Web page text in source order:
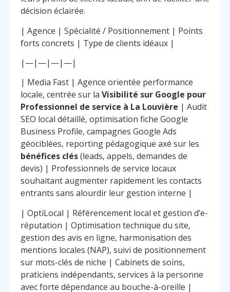
décision éclairée.
| Agence | Spécialité / Positionnement | Points
forts concrets | Type de clients idéaux |
|—|—|—|—|
| Media Fast | Agence orientée performance
locale, centrée sur la Visibilité sur Google pour
Professionnel de service à La Louvière | Audit
SEO local détaillé, optimisation fiche Google
Business Profile, campagnes Google Ads
géociblées, reporting pédagogique axé sur les
bénéfices clés(leads, appels, demandes de
devis) | Professionnels de service locaux
souhaitant augmenter rapidement les contacts
entrants sans alourdir leur gestion interne |
| OptiLocal | Référencement local et gestion d’e-
réputation | Optimisation technique du site,
gestion des avis en ligne, harmonisation des
mentions locales (NAP), suivi de positionnement
sur mots-clés de niche | Cabinets de soins,
praticiens indépendants, services à la personne
avec forte dépendance au bouche-à-oreille |